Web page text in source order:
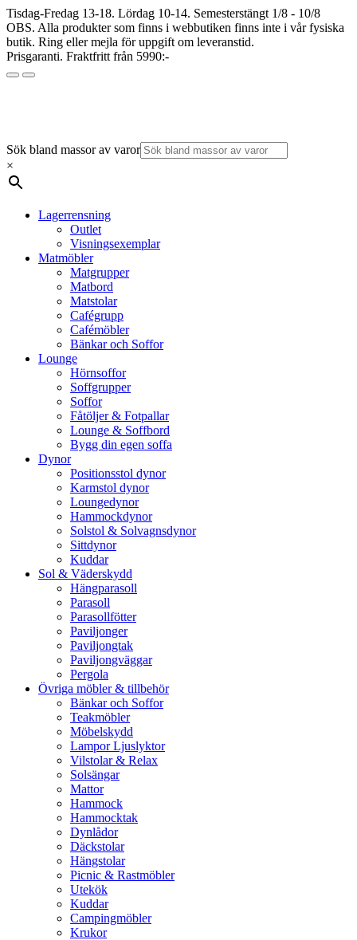
Tisdag-Fredag 13-18. Lördag 10-14. Semesterstängt 1/8 - 10/8
OBS. Alla produkter som finns i webbutiken finns inte i vår fysiska
butik. Ring eller mejla för uppgift om leveranstid.
Prisgaranti. Fraktfritt från 5990:-
Sök bland massor av varor
×
Lagerrensning
Outlet
Visningsexemplar
Matmöbler
Matgrupper
Matbord
Matstolar
Cafégrupp
Cafémöbler
Bänkar och Soffor
Lounge
Hörnsoffor
Soffgrupper
Soffor
Fåtöljer & Fotpallar
Lounge & Soffbord
Bygg din egen soffa
Dynor
Positionsstol dynor
Karmstol dynor
Loungedynor
Hammockdynor
Solstol & Solvagnsdynor
Sittdynor
Kuddar
Sol & Väderskydd
Hängparasoll
Parasoll
Parasollfötter
Paviljonger
Paviljongtak
Paviljongväggar
Pergola
Övriga möbler & tillbehör
Bänkar och Soffor
Teakmöbler
Möbelskydd
Lampor Ljuslyktor
Vilstolar & Relax
Solsängar
Mattor
Hammock
Hammocktak
Dynlådor
Däckstolar
Hängstolar
Picnic & Rastmöbler
Utekök
Kuddar
Campingmöbler
Krukor